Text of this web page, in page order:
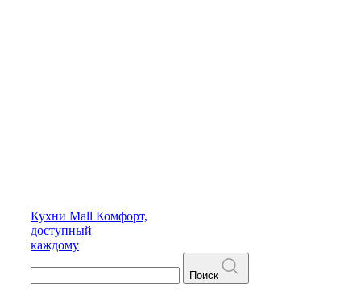
Кухни Mall Комфорт,
доступный
каждому
Поиск